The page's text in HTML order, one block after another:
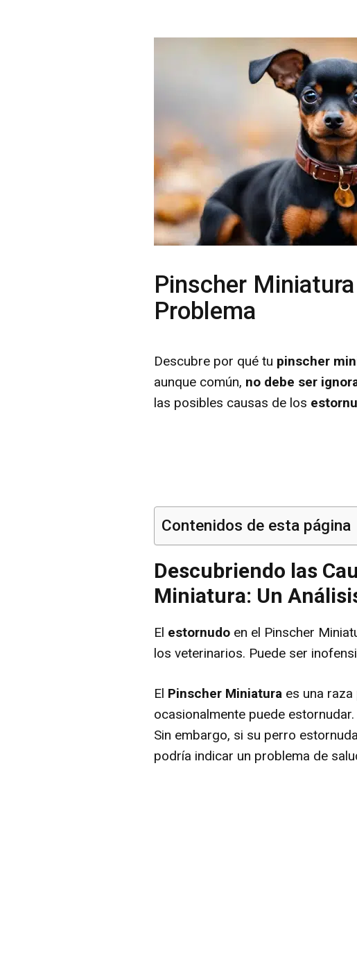
Pinscher
Problema
Descubre por qué tu pinscher
aunque común, no debe ser
las posibles causas de los
Contenidos de esta página
Descubriendo las
Miniatura: Un
El estornudo en el Pinscher
los veterinarios. Puede ser
El Pinscher Miniatura es una
ocasionalmente puede
Sin embargo, si su perro
podría indicar un problema de